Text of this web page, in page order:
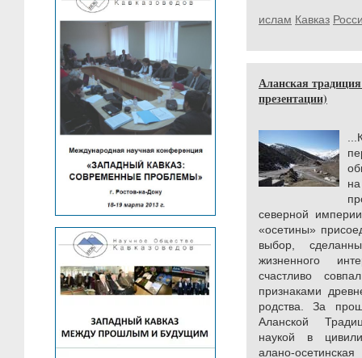
ислам Кавказ
Аланская
презентации)
северной
«осетины»
выбор,
жизненного
счастливо
признаками
родства. За
Аланской
наукой в
алано-